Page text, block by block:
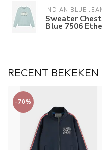
INDIAN BLUE
Sweater
Blue 7506
RECENT BEKEKEN
-70%